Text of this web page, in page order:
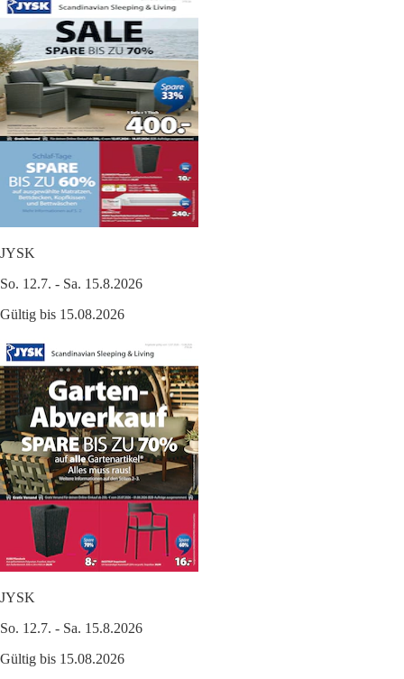
JYSK
So. 12.7. - Sa. 15.8.2026
Gültig bis 15.08.2026
JYSK
So. 12.7. - Sa. 15.8.2026
Gültig bis 15.08.2026